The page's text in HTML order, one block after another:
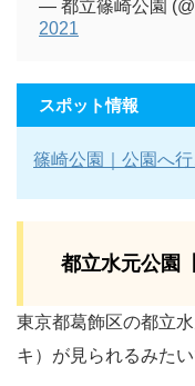
— 都立篠崎公園
2021
スポット情報
篠崎公園｜公園へ
都立水元公園
東京都葛飾区の都立
キ）が見られるみたい